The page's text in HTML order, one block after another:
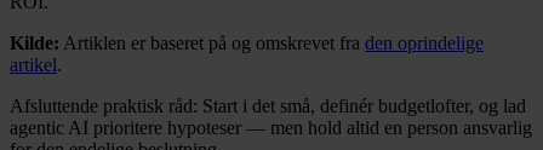
Kilde: Artiklen er baseret på og omskrevet fra den oprindelige
artikel.
Afsluttende praktisk råd: Start i det små, definér budgetlofter, og lad
agentic AI prioritere hypoteser — men hold altid en person ansvarlig